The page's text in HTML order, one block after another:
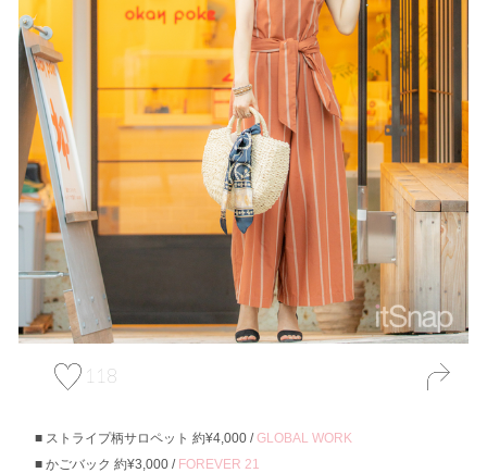
118
ストライプ柄サロペット 約¥4,000 /GLOBAL WORK
かごバック 約¥3,000 / FOREVER 21